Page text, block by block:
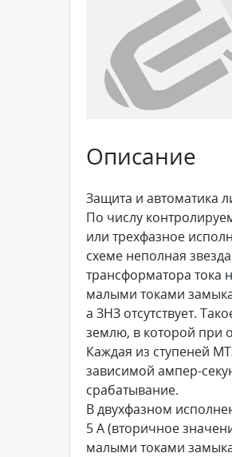
Описание
Защита и автоматика
По числу
или трехфазное
схеме неполная
трансформатора тока
малыми токами
а ЗНЗ отсутствует.
землю, в которой при
Каждая из ступеней
зависимой ампер-
срабатывание.
В двухфазном
5 А (вторичное
малыми токами